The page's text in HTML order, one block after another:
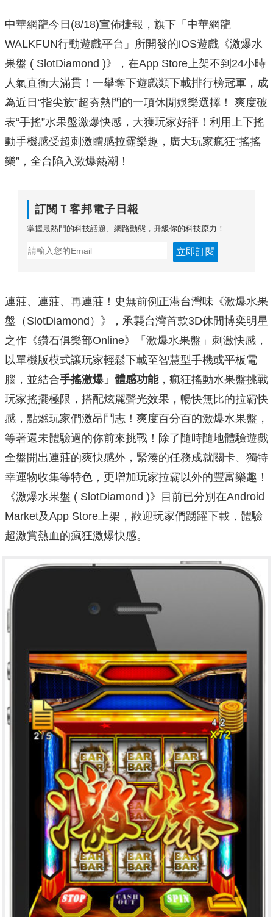
中華網龍今日(8/18)宣佈捷報，旗下「中華網龍
WALKFUN行動遊戲平台」所開發的iOS遊戲《激爆水
果盤 ( SlotDiamond )》，在App Store上架不到24小時
人氣直衝大滿貫！一舉奪下遊戲類下載排行榜冠軍，成
為近日“指尖族”超夯熱門的一項休閒娛樂選擇！ 爽度破
表“手搖”水果盤激爆快感，大獲玩家好評！利用上下搖
動手機感受超刺激體感拉霸樂趣，廣大玩家瘋狂“搖搖
樂”，全台陷入激爆熱潮！
訂閱Ｔ客邦電子日報
掌握最熱門的科技話題、網路動態，升級你的科技原力！
立即訂閱
連莊、連莊、再連莊！史無前例正港台灣味《激爆水果
盤（SlotDiamond）》，承襲台灣首款3D休閒博奕明星
之作《鑽石俱樂部Online》「激爆水果盤」刺激快感，
以單機版模式讓玩家輕鬆下載至智慧型手機或平板電
腦，並結合手搖激爆」體感功能，瘋狂搖動水果盤挑戰
玩家搖擺極限，搭配炫麗聲光效果，暢快無比的拉霸快
感，點燃玩家們激昂鬥志！爽度百分百的激爆水果盤，
等著還未體驗過的你前來挑戰！除了隨時隨地體驗遊戲
全盤開出連莊的爽快感外，緊湊的任務成就關卡、獨特
幸運物收集等特色，更增加玩家拉霸以外的豐富樂趣！
《激爆水果盤 ( SlotDiamond )》目前已分別在Android
Market及App Store上架，歡迎玩家們踴躍下載，體驗
超激賞熱血的瘋狂激爆快感。